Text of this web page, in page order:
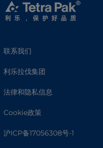
联系我们
利乐拉伐集团
法律和隐私信息
Cookie政策
沪ICP备17056308号-1